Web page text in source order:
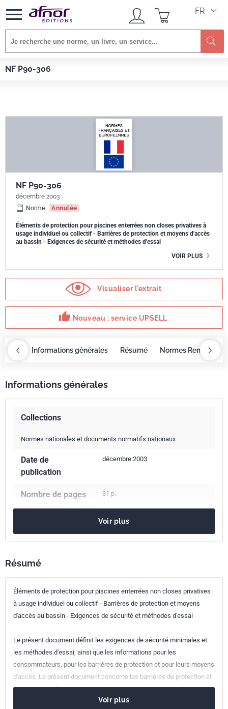
FR
NF P90-306
Afnor EDITIONS
NF P90-306
décembre 2003
Norme
Annulée
Éléments de protection pour piscines enterrées non closes privatives à
usage individuel ou collectif - Barrières de protection et moyens d'accès
au bassin - Exigences de sécurité et méthodes d'essai
VOIR PLUS
Visualiser l'extrait
thumb_up Nouveau : service UPSELL
Informations générales Résumé Normes
Informations générales
Collections
Normes nationales et documents normatifs nationaux
Date de
publication
décembre 2003
Nombre de pages 31 p.
Codes ICS
Indice de
Numéro de tirage 1 - décembre 2003
Voir plus
Résumé
Éléments de protection pour piscines enterrées non closes privatives
à usage individuel ou collectif - Barrières de protection et moyens
d'accès au bassin - Exigences de sécurité et méthodes d'essai
Le présent document définit les exigences de sécurité minimales et
les méthodes d'essai, ainsi que les informations pour les
consommateurs, pour les barrières de protection et pour leurs moyens
d'accès. Le présent document concerne les barrières de protection et
leurs moyens d'accès au bassin (enterré, partiellement ou totalement
encastré) destinés à limiter l'accès des piscines enterrées non closes
Voir plus